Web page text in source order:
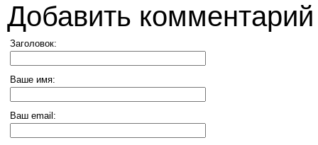
Добавить комментарий
Заголовок:
Ваше имя:
Ваш email: